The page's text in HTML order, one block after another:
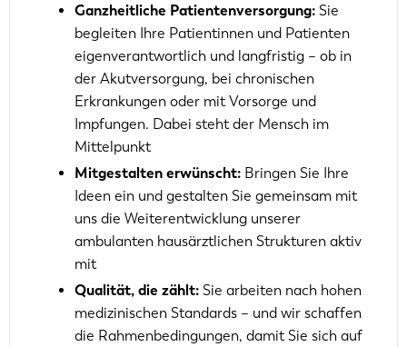
Ganzheitliche Patientenversorgung: Sie
begleiten Ihre Patientinnen und Patienten
eigenverantwortlich und langfristig – ob in
der Akutversorgung, bei chronischen
Erkrankungen oder mit Vorsorge und
Impfungen. Dabei steht der Mensch im
Mittelpunkt
Mitgestalten erwünscht: Bringen Sie Ihre
Ideen ein und gestalten Sie gemeinsam mit
uns die Weiterentwicklung unserer
ambulanten hausärztlichen Strukturen aktiv
mit
Qualität, die zählt: Sie arbeiten nach hohen
medizinischen Standards – und wir schaffen
die Rahmenbedingungen, damit Sie sich auf